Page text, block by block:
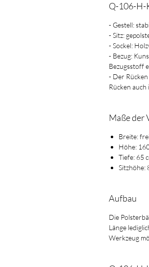
Q-106-H-
- Gestell:
- Sitz:
- Sockel:
- Bezug:
Bezugsstoff
- Der
Rücken
Maße der
Breite:
Höhe:
Tiefe: 65
Sitzhöhe:
Aufbau
Die
Länge
Werkzeug